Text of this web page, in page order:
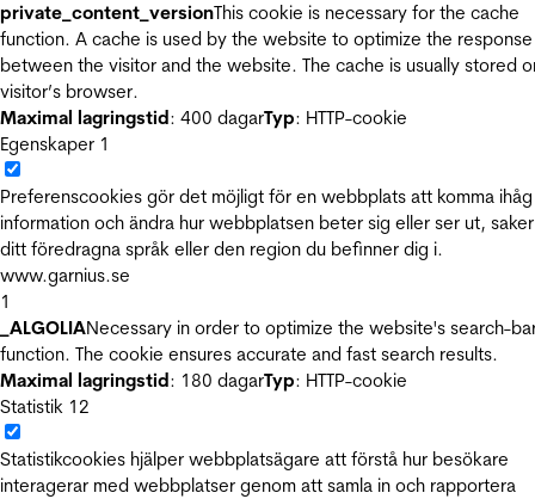
private_content_versionThis cookie is necessary for the cache
function. A cache is used by the website to optimize the
between the visitor and the website. The cache is usually stored
visitor’s browser.
Maximal lagringstid: 400 dagarTyp: HTTP-cookie
Egenskaper 1
Preferenscookies gör det möjligt för en webbplats att komma ihåg
information och ändra hur webbplatsen beter sig eller ser ut,
ditt föredragna språk eller den region du befinner dig i.
www.garnius.se
1
_ALGOLIANecessary in order to optimize the website's search-
function. The cookie ensures accurate and fast search results.
Maximal lagringstid: 180 dagarTyp: HTTP-cookie
Statistik 12
Statistikcookies hjälper webbplatsägare att förstå hur besökare
interagerar med webbplatser genom att samla in och rapportera